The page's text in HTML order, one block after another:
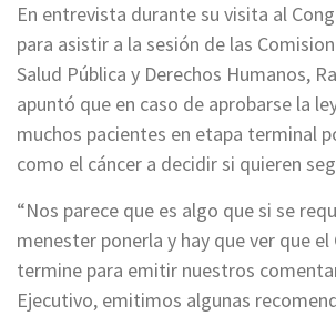
En entrevista durante su visita al
para asistir a la sesión de las
Salud Pública y Derechos Humanos,
apuntó que en caso de aprobarse la
muchos pacientes en etapa terminal
como el cáncer a decidir si quieren
“Nos parece que es algo que si se
menester ponerla y hay que ver que el
termine para emitir nuestros
Ejecutivo, emitimos algunas